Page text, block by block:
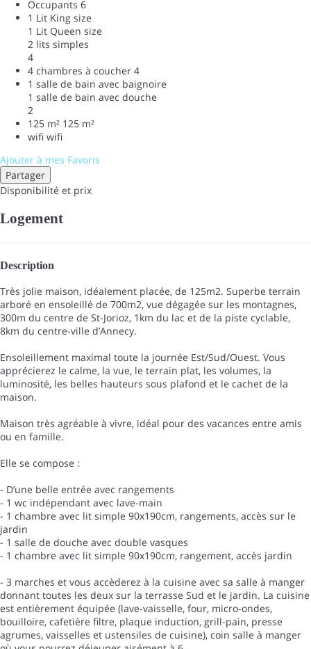
Occupants 6
1 Lit King size
1 Lit Queen size
2 lits simples
4
4 chambres à coucher 4
1 salle de bain avec baignoire
1 salle de bain avec douche
2
125 m² 125 m²
wifi wifi
Ajouter à mes Favoris
Partager
Disponibilité et prix
Logement
Description
Très jolie maison, idéalement placée, de 125m2. Superbe terrain
arboré en ensoleillé de 700m2, vue dégagée sur les montagnes,
300m du centre de St-Jorioz, 1km du lac et de la piste cyclable,
8km du centre-ville d’Annecy.
Ensoleillement maximal toute la journée Est/Sud/Ouest. Vous
apprécierez le calme, la vue, le terrain plat, les volumes, la
luminosité, les belles hauteurs sous plafond et le cachet de la
maison.
Maison très agréable à vivre, idéal pour des vacances entre amis
ou en famille.
Elle se compose :
- D’une belle entrée avec rangements
- 1 wc indépendant avec lave-main
- 1 chambre avec lit simple 90x190cm, rangements, accès sur le
jardin
- 1 salle de douche avec double vasques
- 1 chambre avec lit simple 90x190cm, rangement, accès jardin
- 3 marches et vous accèderez à la cuisine avec sa salle à manger
donnant toutes les deux sur la terrasse Sud et le jardin. La cuisine
est entièrement équipée (lave-vaisselle, four, micro-ondes,
bouilloire, cafetière filtre, plaque induction, grill-pain, presse
agrumes, vaisselles et ustensiles de cuisine), coin salle à manger